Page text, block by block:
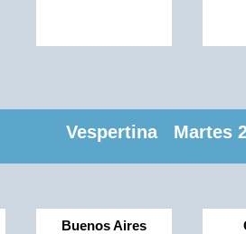
Vespertina Martes
Buenos Aires